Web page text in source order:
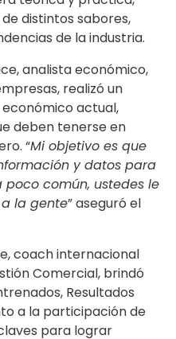
distintos sabores,
de la industria.
analista económico,
realizó un
actual,
deben tenerse en
“Mi objetivo es que
y datos para
común, ustedes le
la gente” aseguró el
coach internacional
Comercial, brindó
Resultados
a la participación de
para lograr